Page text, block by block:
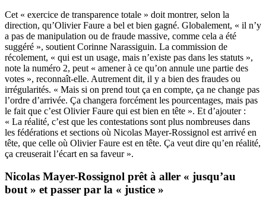
Cet « exercice de transparence totale » doit montrer, selon la
direction, qu’Olivier Faure a bel et bien gagné. Globalement, « il n’y
a pas de manipulation ou de fraude massive, comme cela a été
suggéré », soutient Corinne Narassiguin. La commission de
récolement, « qui est un usage, mais n’existe pas dans les statuts »,
note la numéro 2, peut « amener à ce qu’on annule une partie des
votes », reconnaît-elle. Autrement dit, il y a bien des fraudes ou
irrégularités. « Mais si on prend tout ça en compte, ça ne change pas
l’ordre d’arrivée. Ça changera forcément les pourcentages, mais pas
le fait que c’est Olivier Faure qui est bien en tête ». Et d’ajouter :
« La réalité, c’est que les contestations sont plus nombreuses dans
les fédérations et sections où Nicolas Mayer-Rossignol est arrivé en
tête, que celle où Olivier Faure est en tête. Ça veut dire qu’en réalité,
ça creuserait l’écart en sa faveur ».
Nicolas Mayer-Rossignol prêt à aller « jusqu’au
bout » et passer par la « justice »